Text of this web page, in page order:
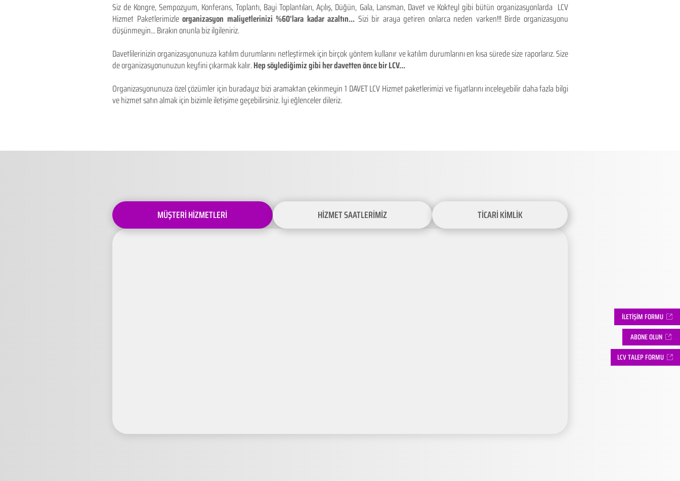
ABONE OLUN
LCV TALEP FORMU
İLETİŞİM FORMU
Siz de Kongre, Sempozyum, Konferans, Toplantı, Bayi Toplantıları, Açılış, Düğün, Gala, Lansman, Davet ve Kokteyl gibi bütün organizasyonlarda LCV
Hizmet Paketlerimizleorganizasyon maliyetlerinizi %60'lara kadar azaltın... Sizi bir araya getiren onlarca neden varken!!! Birde organizasyonu
düşünmeyin... Bırakın onunla biz ilgileniriz.
Davetlilerinizin organizasyonunuza katılım durumlarını netleştirmek için birçok yöntem kullanır ve katılım durumlarını en kısa sürede size raporlarız. Size
de organizasyonunuzun keyfini çıkarmak kalır.Hep söylediğimiz gibi her davetten önce bir LCV...
Organizasyonunuza özel çözümler için buradayız bizi aramaktan çekinmeyin 1 DAVET LCV Hizmet paketlerimizi ve fiyatlarını inceleyebilir daha fazla bilgi
ve hizmet satın almak için bizimle iletişime geçebilirsiniz. İyi eğlenceler dileriz.
MÜŞTERİ HİZMETLERİ HİZMET SAATLERİMİZ TİCARİ KİMLİK